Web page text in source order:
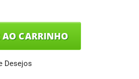
CARRINHO
Desejos